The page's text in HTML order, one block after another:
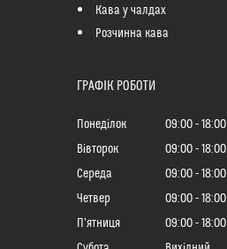
Кава у чалдах
Розчинна кава
ГРАФІК РОБОТИ
Понеділок 09:00
18:00
Вівторок
09:00
18:00
Середа
09:00
18:00
Четвер
09:00
18:00
Пʼятниця
09:00
18:00